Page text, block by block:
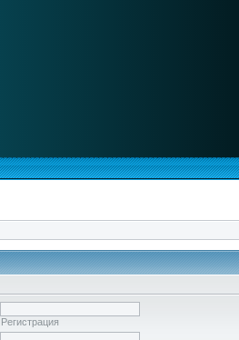
Регистрация